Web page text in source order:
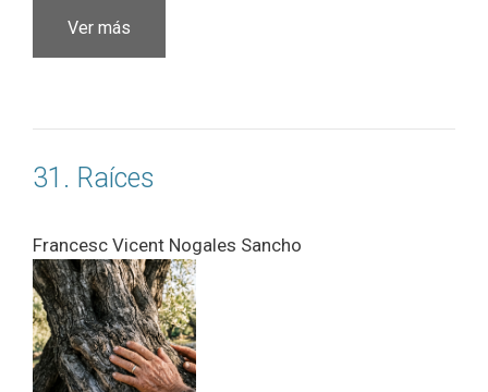
Ver más
31. Raíces
Francesc Vicent Nogales Sancho